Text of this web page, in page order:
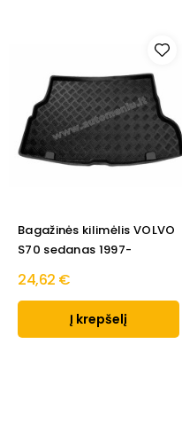
Bagažinės kilimėlis VOLVO
S70 sedanas 1997-
24,62 €
Į krepšelį